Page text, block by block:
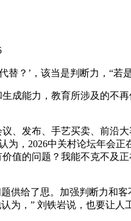
？’，该当是判断力，“若
能力，教育所涉及的不
发布、手艺买卖、前沿
，2026中关村论坛年会
值的问题？我能不克不及
给了思。加强判断力和
为，” 刘铁岩说，也要让人